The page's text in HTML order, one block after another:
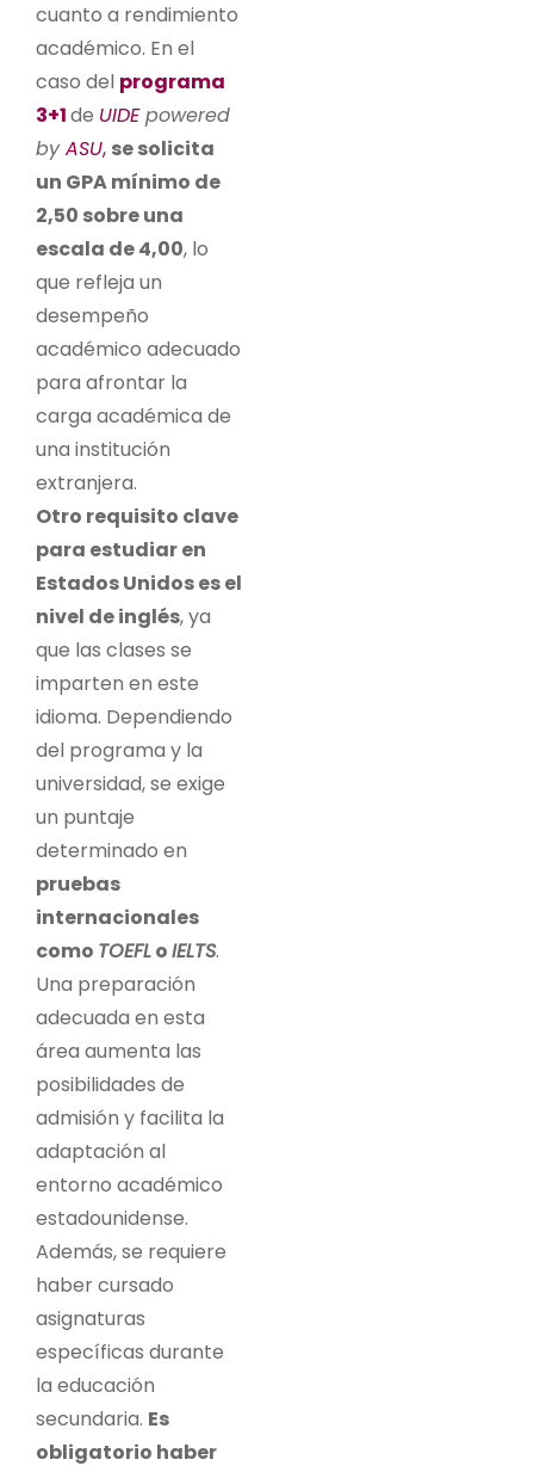
cuanto a rendimiento
académico. En el
caso del programa
3+1de UIDEpowered
byASU, se solicita
un GPA mínimo de
2,50 sobre una
escala de 4,00, lo
que refleja un
desempeño
académico adecuado
para afrontar la
carga académica de
una institución
extranjera.
Otro requisito clave
para estudiar en
Estados Unidos es el
nivel de inglés, ya
que las clases se
imparten en este
idioma. Dependiendo
del programa y la
universidad, se exige
un puntaje
determinado en
pruebas
internacionales
como TOEFLoIELTS.
Una preparación
adecuada en esta
área aumenta las
posibilidades de
admisión y facilita la
adaptación al
entorno académico
estadounidense.
Además, se requiere
haber cursado
asignaturas
específicas durante
la educación
secundaria. Es
obligatorio haber